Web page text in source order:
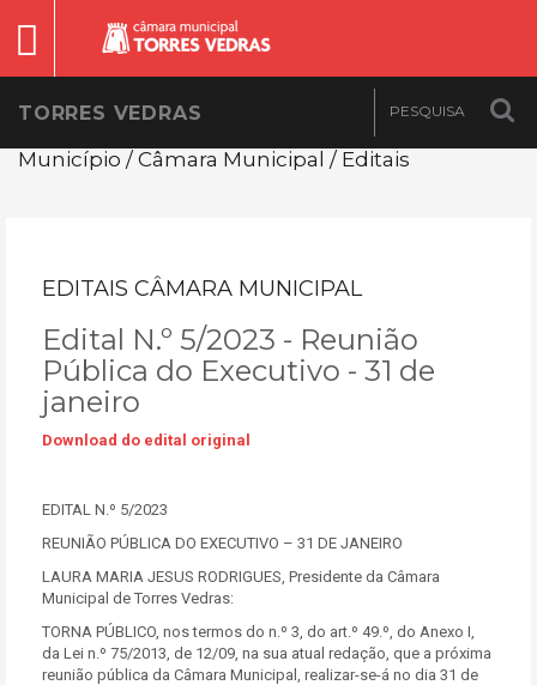
TORRES VEDRAS
Município / Câmara Municipal / Editais
EDITAIS CÂMARA MUNICIPAL
Edital N.º 5/2023 - Reunião
Pública do Executivo - 31 de
janeiro
Download do edital original
EDITAL N.º 5/2023
REUNIÃO PÚBLICA DO EXECUTIVO – 31 DE JANEIRO
LAURA MARIA JESUS RODRIGUES, Presidente da Câmara
Municipal de Torres Vedras:
TORNA PÚBLICO, nos termos do n.º 3, do art.º 49.º, do Anexo I,
da Lei n.º 75/2013, de 12/09, na sua atual redação, que a próxima
reunião pública da Câmara Municipal, realizar-se-á no dia 31 de